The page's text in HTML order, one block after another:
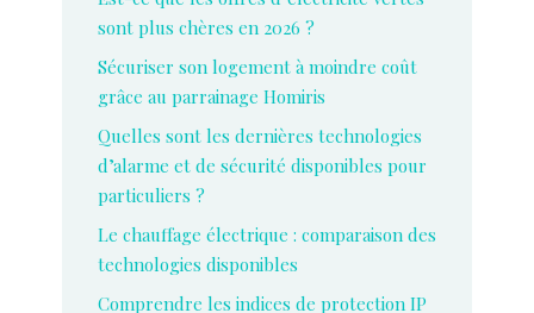
sont plus chères en 2026 ?
Sécuriser son logement à moindre coût
grâce au parrainage Homiris
Quelles sont les dernières technologies
d’alarme et de sécurité disponibles pour
particuliers ?
Le chauffage électrique : comparaison des
technologies disponibles
Comprendre les indices de protection IP